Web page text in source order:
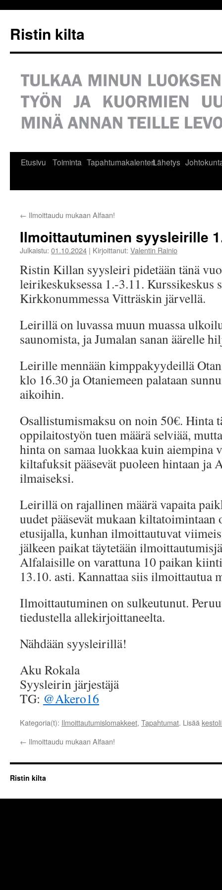
Ristin kilta
Etusivu Toiminta TapahtumakalenteriLähetys
← Ilmoittaudu mukaan Alfaan!
Ilmoittautuminen syysleirille
Julkaistu: 01.10.2024 | Kirjoittanut: Valentin Rainio
Ristin Killan syysleiri pidetään tänä
leirikeskuksessa 1.-3.11. Kurssikeskus
Kirkkonummessa Vitträskin järvellä.
Leirillä on luvassa muun muassa
saunomista, ja Jumalan sanan äärelle
Leirille mennään kimppakyydeillä
klo 16.30 ja Otaniemeen palataan
aikoihin.
Osallistumismaksu on noin 50€. Hinta
oppilaitostyön tuen määrä selviää,
hinta on samaa luokkaa kuin aiempina
kiltafuksit pääsevät puoleen hintaan ja
ilmaiseksi.
Leirillä on rajallinen määrä vapaita
uudet pääsevät mukaan
etusijalla, kunhan ilmoittautuvat
jälkeen paikat täytetään
Alfalaisille on varattuna 10 paikan
13.10. asti. Kannattaa siis ilmoittautua
Ilmoittautuminen on sulkeutunut.
tiedustella allekirjoittaneelta.
Nähdään syysleirillä!
Aku Rokala
Syysleirin järjestäjä
TG: @Akero16
Kategoria(t): Ilmoittautumislomakkeet, Tapahtumat. Lisää
← Ilmoittaudu mukaan Alfaan!
Ristin kilta